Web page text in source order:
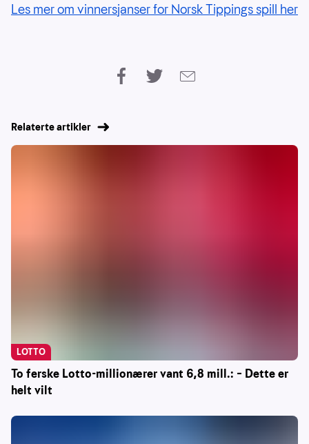
Les mer om vinnersjanser for Norsk Tippings spill her
Relaterte artikler
To ferske Lotto-millionærer vant 6,8 mill.: – Dette er
helt vilt
LOTTO